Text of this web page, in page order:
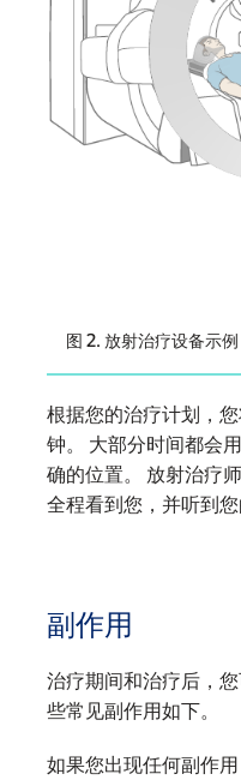
图 2. 放射治疗设备示例
根据您的治疗计划，
钟。 大部分时间都会
确的位置。 放射治疗
全程看到您，并听到您
副作用
治疗期间和治疗后，
些常见副作用如下。
如果您出现任何副作